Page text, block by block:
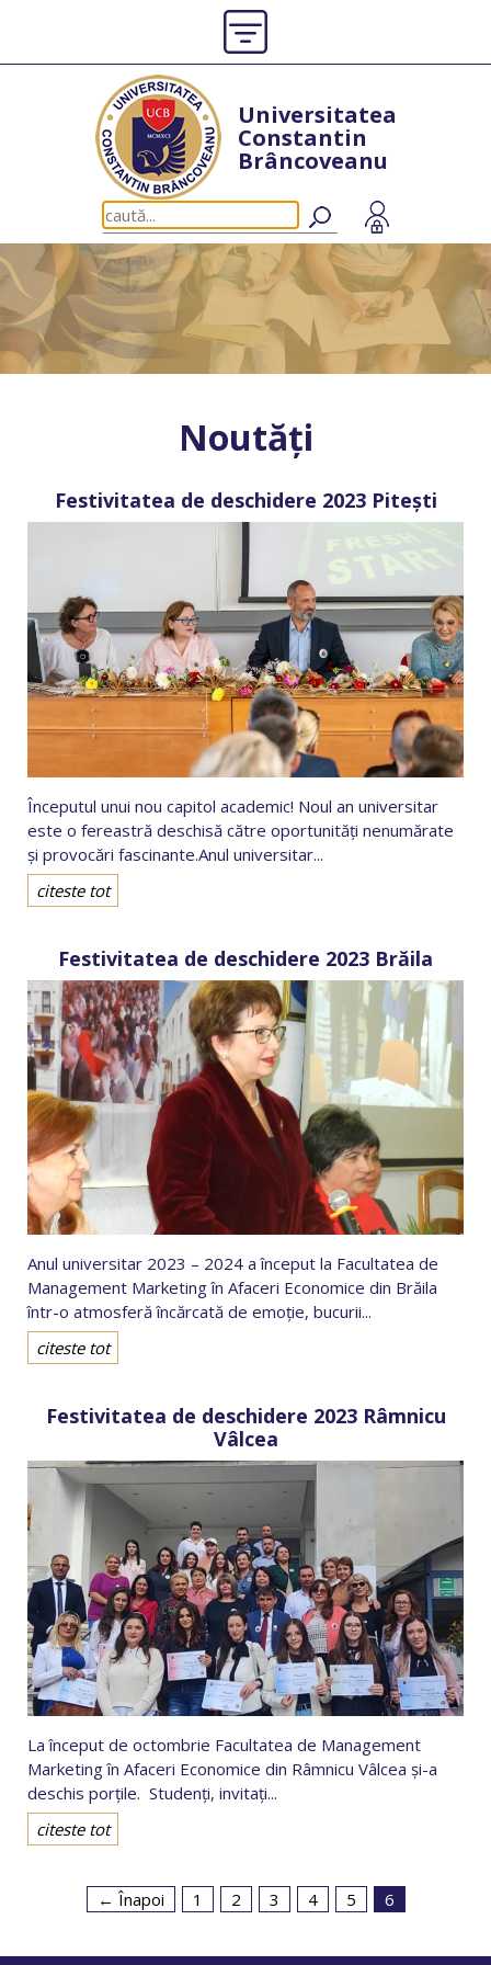
Universitatea
Constantin
Brâncoveanu
Noutăți
Festivitatea de deschidere 2023 Pitești
Începutul unui nou capitol academic! Noul an universitar
este o fereastră deschisă către oportunități nenumărate
și provocări fascinante.Anul universitar...
citeste tot
Festivitatea de deschidere 2023 Brăila
Anul universitar 2023 – 2024 a început la Facultatea de
Management Marketing în Afaceri Economice din Brăila
într-o atmosferă încărcată de emoție, bucurii...
citeste tot
Festivitatea de deschidere 2023 Râmnicu
Vâlcea
La început de octombrie Facultatea de Management
Marketing în Afaceri Economice din Râmnicu Vâlcea și-a
deschis porțile. Studenți, invitați...
citeste tot
← Înapoi 1 2 3 4 5 6